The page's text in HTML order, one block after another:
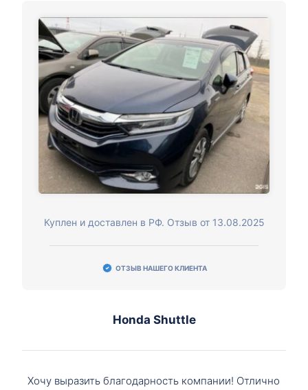
Куплен и доставлен в РФ. Отзыв от 13.08.2025
ОТЗЫВ НАШЕГО КЛИЕНТА
Honda Shuttle
Хочу выразить благодарность компании! Отлично